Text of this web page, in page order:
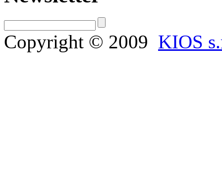
Copyright © 2009 KIOS